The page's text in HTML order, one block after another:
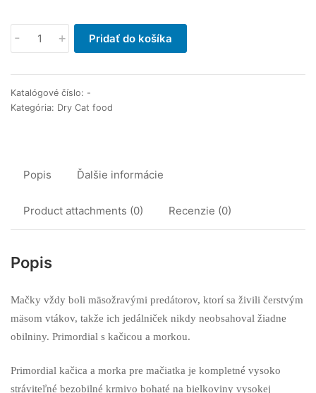
množstvo
Primordial
&
- + Pridať do košíka
Katalógové číslo: -
Kategória: Dry Cat food
Popis Ďalšie informácie
Product attachments (0) Recenzie (0)
Popis
​Mačky vždy boli mäsožravými predátorov, ktorí sa živili čerstvým
mäsom vtákov, takže ich jedálniček nikdy neobsahoval žiadne
obilniny. Primordial s kačicou a morkou.
Primordial kačica a morka pre mačiatka je kompletné vysoko
stráviteľné bezobilné krmivo bohaté na bielkoviny vysokej